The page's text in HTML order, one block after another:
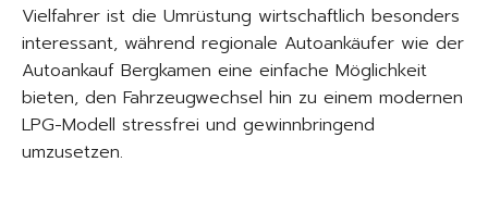
Vielfahrer ist die Umrüstung wirtschaftlich besonders
interessant, während regionale Autoankäufer wie der
Autoankauf Bergkamen eine einfache Möglichkeit
bieten, den Fahrzeugwechsel hin zu einem modernen
LPG-Modell stressfrei und gewinnbringend
umzusetzen.